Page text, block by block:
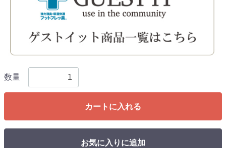
数量
カートに入れる
お気に入りに追加